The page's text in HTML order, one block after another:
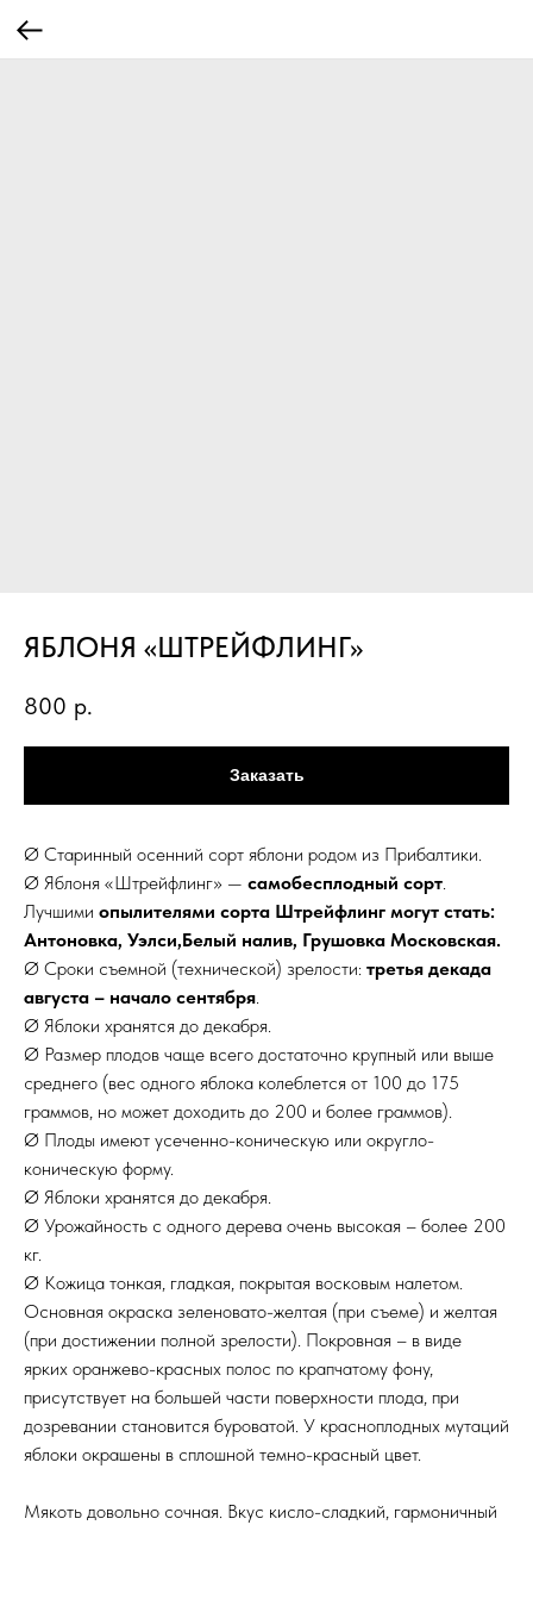
ЯБЛОНЯ «ШТРЕЙФЛИНГ»
800 р.
Заказать
Ø Старинный осенний сорт яблони родом из Прибалтики.
Ø Яблоня «Штрейфлинг» — самобесплодный сорт.
Лучшими опылителями сорта Штрейфлинг могут стать:
Антоновка, Уэлси,Белый налив, Грушовка Московская.
Ø Сроки съемной (технической) зрелости: третья декада
августа – начало сентября.
Ø Яблоки хранятся до декабря.
Ø Размер плодов чаще всего достаточно крупный или выше
среднего (вес одного яблока колеблется от 100 до 175
граммов, но может доходить до 200 и более граммов).
Ø Плоды имеют усеченно-коническую или округло-
коническую форму.
Ø Яблоки хранятся до декабря.
Ø Урожайность с одного дерева очень высокая – более 200
кг.
Ø Кожица тонкая, гладкая, покрытая восковым налетом.
Основная окраска зеленовато-желтая (при съеме) и желтая
(при достижении полной зрелости). Покровная – в виде
ярких оранжево-красных полос по крапчатому фону,
присутствует на большей части поверхности плода, при
дозревании становится буроватой. У красноплодных мутаций
яблоки окрашены в сплошной темно-красный цвет.
Мякоть довольно сочная. Вкус кисло-сладкий, гармоничный